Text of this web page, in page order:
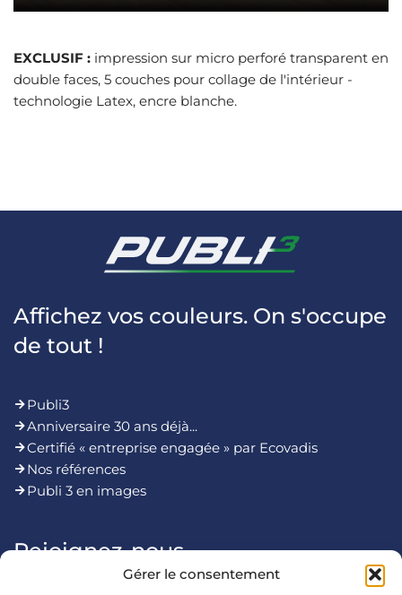
Gérer le consentement
EXCLUSIF : impression sur micro perforé transparent en
double faces, 5 couches pour collage de l'intérieur -
technologie Latex, encre blanche.
Affichez vos couleurs. On s'occupe
de tout !
Publi3
Anniversaire 30 ans déjà...
Certifié « entreprise engagée » par Ecovadis
Nos références
Publi 3 en images
Rejoignez-nous